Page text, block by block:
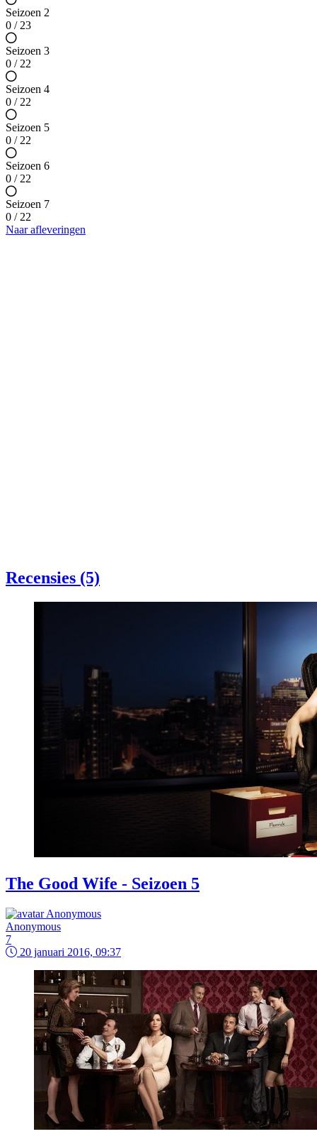
Seizoen 2
0 / 23
Seizoen 3
0 / 22
Seizoen 4
0 / 22
Seizoen 5
0 / 22
Seizoen 6
0 / 22
Seizoen 7
0 / 22
Naar afleveringen
Recensies (5)
The Good Wife - Seizoen 5
Anonymous
7
20 januari 2016, 09:37